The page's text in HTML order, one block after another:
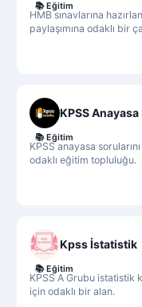
HMB sınavlarına
paylaşımına odaklı bir
📚 Eğitim
KPSS
KPSS anayasa
odaklı eğitim topluluğu.
📚 Eğitim
Kpss İstatistik
KPSS A Grubu istatistik
için odaklı bir alan.
📚 Eğitim